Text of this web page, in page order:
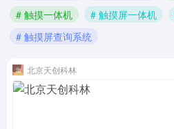
# 触摸一体机
# 触摸屏一体机
# 触摸屏查询系统
北京天创科林